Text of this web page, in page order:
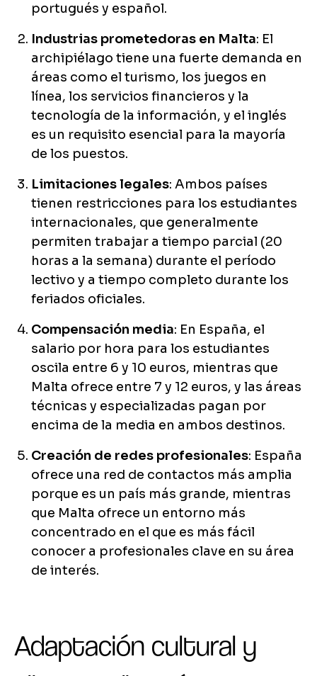
portugués y español.
Industrias prometedoras en Malta: El
archipiélago tiene una fuerte demanda en
áreas como el turismo, los juegos en
línea, los servicios financieros y la
tecnología de la información, y el inglés
es un requisito esencial para la mayoría
de los puestos.
Limitaciones legales: Ambos países
tienen restricciones para los estudiantes
internacionales, que generalmente
permiten trabajar a tiempo parcial (20
horas a la semana) durante el período
lectivo y a tiempo completo durante los
feriados oficiales.
Compensación media: En España, el
salario por hora para los estudiantes
oscila entre 6 y 10 euros, mientras que
Malta ofrece entre 7 y 12 euros, y las áreas
técnicas y especializadas pagan por
encima de la media en ambos destinos.
Creación de redes profesionales: España
ofrece una red de contactos más amplia
porque es un país más grande, mientras
que Malta ofrece un entorno más
concentrado en el que es más fácil
conocer a profesionales clave en su área
de interés.
Adaptación cultural y